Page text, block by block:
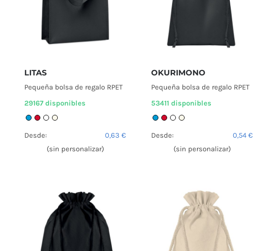
LITAS
Pequeña bolsa de regalo RPET
29167 disponibles
Desde: 0,63€
(sin personalizar)
OKURIMONO
Pequeña bolsa de regalo RPET
53411 disponibles
Desde: 0,54 €
(sin personalizar)